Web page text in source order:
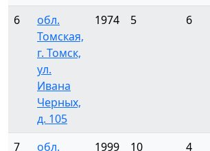
6
обл.
Томская,
г. Томск,
ул.
Ивана
Черных,
д. 105
1974 5 6
7
обл.
1999 10 4